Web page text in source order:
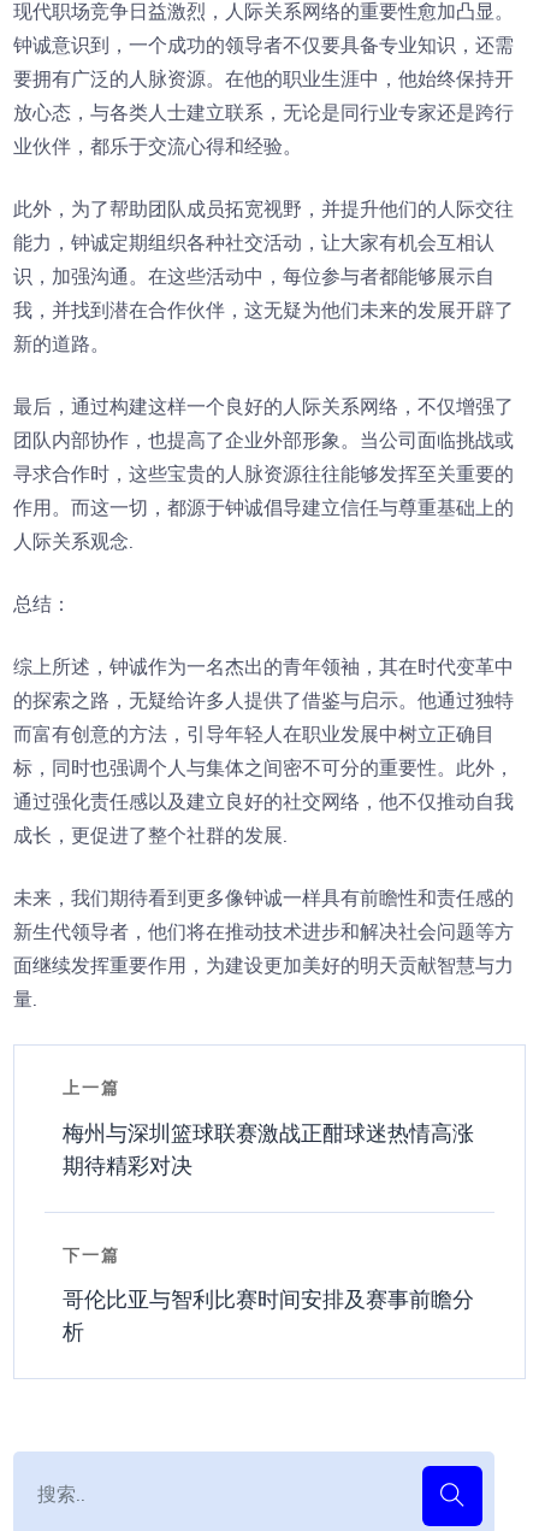
现代职场竞争日益激烈，人际关系网络的重要性愈加凸显。
钟诚意识到，一个成功的领导者不仅要具备专业知识，还需
要拥有广泛的人脉资源。在他的职业生涯中，他始终保持开
放心态，与各类人士建立联系，无论是同行业专家还是跨行
业伙伴，都乐于交流心得和经验。
此外，为了帮助团队成员拓宽视野，并提升他们的人际交往
能力，钟诚定期组织各种社交活动，让大家有机会互相认
识，加强沟通。在这些活动中，每位参与者都能够展示自
我，并找到潜在合作伙伴，这无疑为他们未来的发展开辟了
新的道路。
最后，通过构建这样一个良好的人际关系网络，不仅增强了
团队内部协作，也提高了企业外部形象。当公司面临挑战或
寻求合作时，这些宝贵的人脉资源往往能够发挥至关重要的
作用。而这一切，都源于钟诚倡导建立信任与尊重基础上的
人际关系观念.
总结：
综上所述，钟诚作为一名杰出的青年领袖，其在时代变革中
的探索之路，无疑给许多人提供了借鉴与启示。他通过独特
而富有创意的方法，引导年轻人在职业发展中树立正确目
标，同时也强调个人与集体之间密不可分的重要性。此外，
通过强化责任感以及建立良好的社交网络，他不仅推动自我
成长，更促进了整个社群的发展.
未来，我们期待看到更多像钟诚一样具有前瞻性和责任感的
新生代领导者，他们将在推动技术进步和解决社会问题等方
面继续发挥重要作用，为建设更加美好的明天贡献智慧与力
量.
上一篇
梅州与深圳篮球联赛激战正酣球迷热情高涨
期待精彩对决
下一篇
哥伦比亚与智利比赛时间安排及赛事前瞻分
析